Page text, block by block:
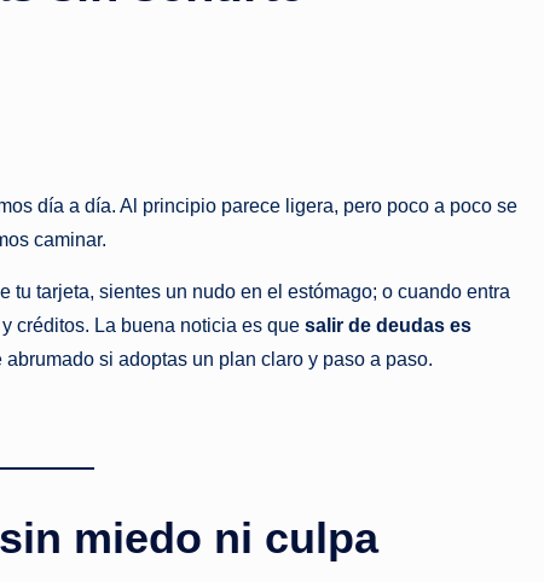
o
r
e
e
día a día. Al principio parece ligera, pero poco a poco se
caminar.
tu tarjeta, sientes un nudo en el estómago; o cuando entra
créditos. La buena noticia es que salir de deudas es
si adoptas un plan claro y paso a paso.
miedo ni culpa